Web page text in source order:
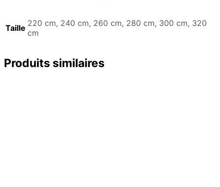
Taille 220 cm, 240 cm, 260 cm, 280 cm, 300 cm, 320
cm
Produits similaires